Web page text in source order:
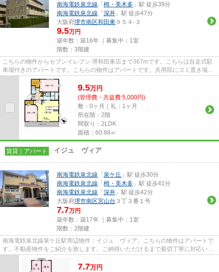
南海電鉄泉北線 「 栂・美木多 」駅 徒歩39分
南海電鉄泉北線 「 深井 」駅 徒歩47分
大阪府堺市南区和田東 ９５４-３
9.5万円
築年数：築16年 ｜募集中： 1室
階数：3階建
こちらの物件からセブンイレブン 堺和田東店まで367mです。こちらは自走式駐
車場付きのアパートです。こちらの物件はアパートです。共用部にゴミ置き場が
あるので、外部の人にごみを見...
9.5万円
(管理費・共益費 5,000円)
敷：0ヶ月｜礼：1ヶ月
所在階：2階
間取り：2LDK
面積：60.88㎡
賃貸｜アパート イジュ ヴィア
南海電鉄泉北線 「 泉ケ丘 」駅 徒歩30分
南海電鉄泉北線 「 栂・美木多 」駅 徒歩41分
南海電鉄泉北線 「 深井 」駅 徒歩42分
大阪府堺市南区宮山台 ３丁３番１号
7.7万円
築年数：築17年 ｜募集中： 1室
階数：2階建
南海電鉄泉北線泉ケ丘駅周辺物件：イジュ ヴィア。こちらの物件はアパートで
す。不動産物件をご紹介を致します。ご納得いただけるまで親切丁寧に対応いた
します。どうぞこちらからご...
7.7万円